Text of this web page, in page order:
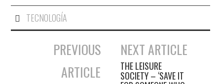
TECNOLOGÍA
Navegación de entradas
PREVIOUS
ARTICLE
NEXT ARTICLE
THE LEISURE
SOCIETY – ‘SAVE IT